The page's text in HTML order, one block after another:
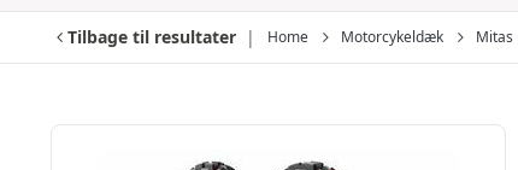
Tilbage til resultater Home Motorcykeldæk Mitas